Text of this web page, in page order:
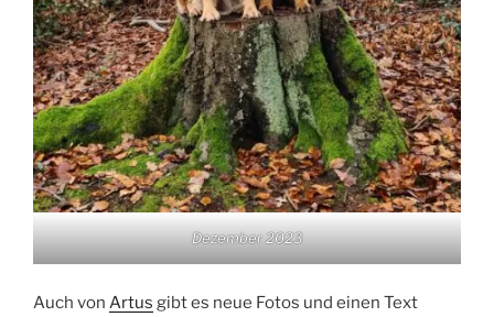
Dezember 2023
Auch von Artus gibt es neue Fotos und einen Text